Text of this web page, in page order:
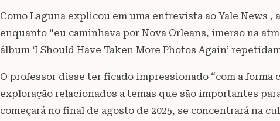
Como Laguna explicou em uma entrevista ao Yale News
enquanto “eu caminhava por Nova Orleans, imerso na
álbum ‘I Should Have Taken More Photos Again’
O professor disse ter ficado impressionado “com a forma
exploração relacionados a temas que são importantes
começará no final de agosto de 2025, se concentrará na